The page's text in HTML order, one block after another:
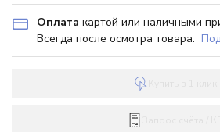
Оплата картой или наличными
Всегда после осмотра товара.